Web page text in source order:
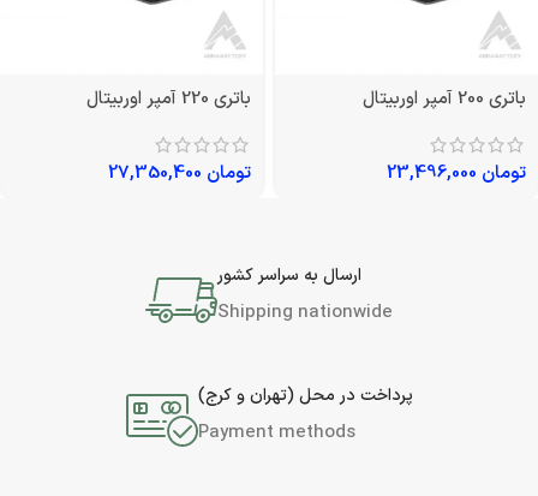
باتری 200 آمپر اوربیتال
تومان
باتری 220 آمپر اوربیتال
تومان
ارسال به سراسر کشور
Shipping nationwide
پرداخت در محل (تهران و کرج)
Payment methods